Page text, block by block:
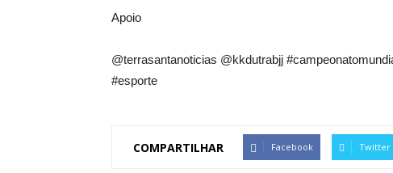
Apoio
@terrasantanoticias @kkdutrabjj
#esporte
COMPARTILHAR Facebook Twitter